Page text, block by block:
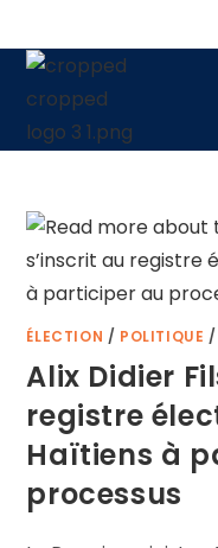
ÉLECTION / POLITIQUE /
Alix Didier
registre
Haïtiens à
processus